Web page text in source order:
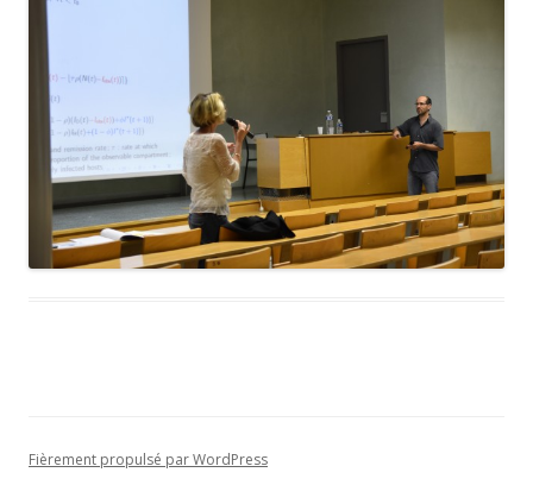
Fièrement propulsé par WordPress